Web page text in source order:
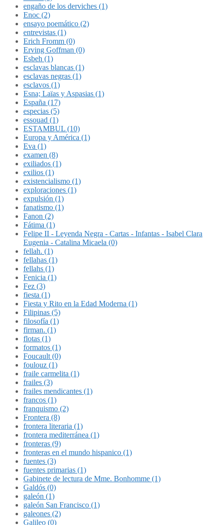
engaño de los derviches (1)
Enoc (2)
ensayo poemático (2)
entrevistas (1)
Erich Fromm (0)
Erving Goffman (0)
Esbeh (1)
esclavas blancas (1)
esclavas negras (1)
esclavos (1)
Esna; Laïas y Aspasias (1)
España (17)
especias (5)
essouad (1)
ESTAMBUL (10)
Europa y América (1)
Eva (1)
examen (8)
exiliados (1)
exilios (1)
existencialismo (1)
exploraciones (1)
expulsión (1)
fanatismo (1)
Fanon (2)
Fátima (1)
Felipe II - Leyenda Negra - Cartas - Infantas - Isabel Clara
Eugenia - Catalina Micaela (0)
fellah. (1)
fellahas (1)
fellahs (1)
Fenicia (1)
Fez (3)
fiesta (1)
Fiesta y Rito en la Edad Moderna (1)
Filipinas (5)
filosofía (1)
firman. (1)
flotas (1)
formatos (1)
Foucault (0)
foulouz (1)
fraile carmelita (1)
frailes (3)
frailes mendicantes (1)
francos (1)
franquismo (2)
Frontera (8)
frontera literaria (1)
frontera mediterránea (1)
fronteras (9)
fronteras en el mundo hispanico (1)
fuentes (3)
fuentes primarias (1)
Gabinete de lectura de Mme. Bonhomme (1)
Galdós (0)
galeón (1)
galeón San Francisco (1)
galeones (2)
Galileo (0)